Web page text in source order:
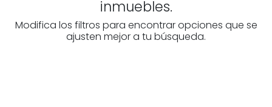
inmuebles.
Modifica los filtros para encontrar opciones que se
ajusten mejor a tu búsqueda.